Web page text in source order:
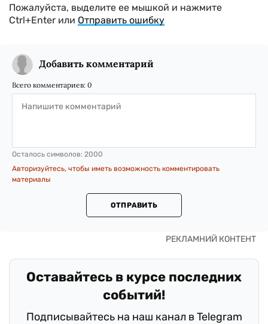
Пожалуйста, выделите ее мышкой и нажмите
Ctrl+Enter или Отправить ошибку
Добавить комментарий
Всего комментариев: 0
Осталось символов: 2000
Авторизуйтесь, чтобы иметь возможность комментировать
материалы
ОТПРАВИТЬ
Оставайтесь в курсе последних
событий!
Подписывайтесь на наш канал в Telegram